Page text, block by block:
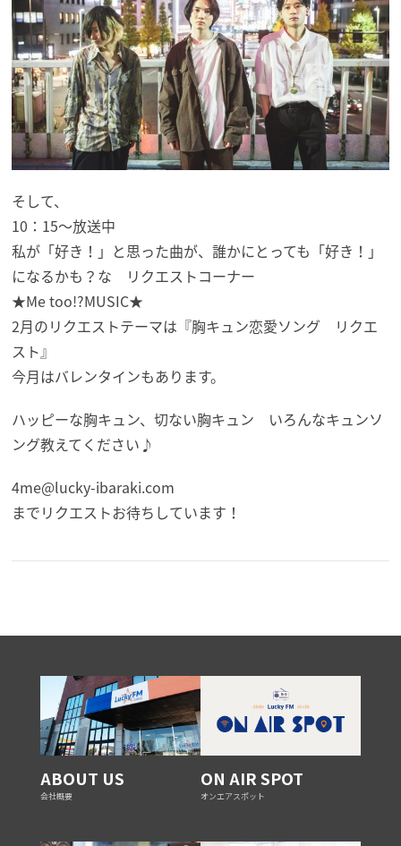
そして、
10：15～放送中
私が「好き！」と思った曲が、誰かにとっても「好き！」
になるかも？な リクエストコーナー
★Me too!?MUSIC★
2月のリクエストテーマは『胸キュン恋愛ソング リクエ
スト』
今月はバレンタインもあります。
ハッピーな胸キュン、切ない胸キュン いろんなキュンソ
ング教えてください♪
4me@lucky-ibaraki.com
までリクエストお待ちしています！
ABOUT US
会社概要
ON AIR SPOT
オンエアスポット